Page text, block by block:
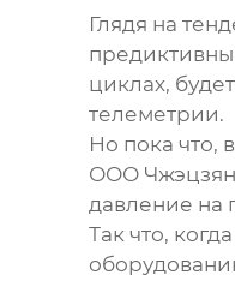
Глядя на
циклах,
телеметрии.
Но пока что,
ООО Чжэцзян
давление на
Так что,